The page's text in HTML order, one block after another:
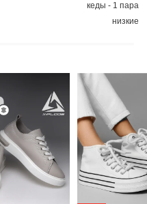
кеды - 1 пара
низкие